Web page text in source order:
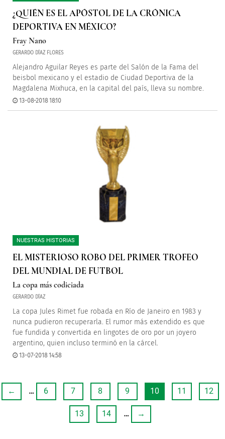
¿QUIÉN ES EL APÓSTOL DE LA CRÓNICA
DEPORTIVA EN MÉXICO?
Fray Nano
GERARDO DÍAZ FLORES
Alejandro Aguilar Reyes es parte del Salón de la Fama del
beisbol mexicano y el estadio de Ciudad Deportiva de la
Magdalena Mixhuca, en la capital del país, lleva su nombre.
13-08-2018 18:10
NUESTRAS HISTORIAS
EL MISTERIOSO ROBO DEL PRIMER TROFEO
DEL MUNDIAL DE FUTBOL
La copa más codiciada
GERARDO DÍAZ
La copa Jules Rimet fue robada en Río de Janeiro en 1983 y
nunca pudieron recuperarla. El rumor más extendido es que
fue fundida y convertida en lingotes de oro por un joyero
argentino, quien incluso terminó en la cárcel.
13-07-2018 14:58
← … 6 7 8 9 10 11 12
13 14 … →